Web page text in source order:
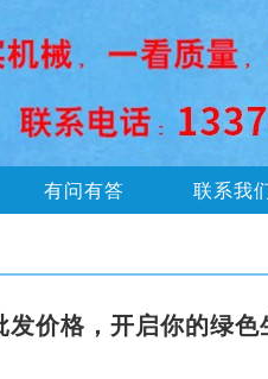
有问有答 联系我
发价格，开启你的绿色